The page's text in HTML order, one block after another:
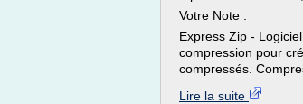
Votre Note :
Express Zip -
compression pour
compressés.
Lire la suite